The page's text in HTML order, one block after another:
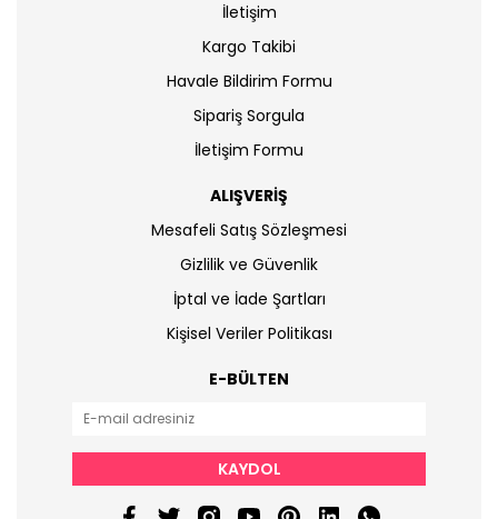
İletişim
Kargo Takibi
Havale Bildirim Formu
Sipariş Sorgula
İletişim Formu
ALIŞVERİŞ
Mesafeli Satış Sözleşmesi
Gizlilik ve Güvenlik
İptal ve İade Şartları
Kişisel Veriler Politikası
E-BÜLTEN
KAYDOL